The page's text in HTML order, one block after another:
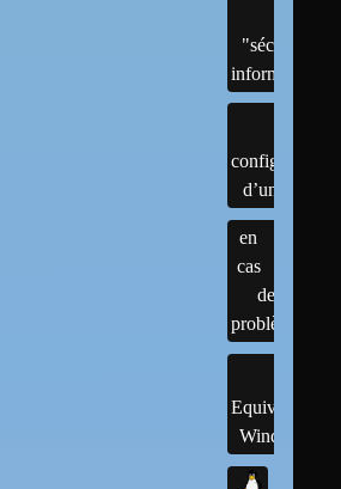
"sécurité"
informatique
configuration
d’un linux
en
cas
de
problème
Equivalents
Windows